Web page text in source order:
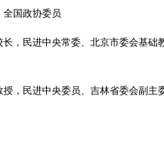
全国政协委员
民进中央常委、北京市委会基础
进中央委员、吉林省委会副主委